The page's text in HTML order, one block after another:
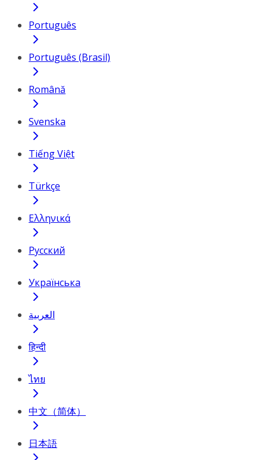
Português
Português (Brasil)
Română
Svenska
Tiếng Việt
Türkçe
Ελληνικά
Русский
Українська
العربية
हिन्दी
ไทย
中文（简体）
日本語